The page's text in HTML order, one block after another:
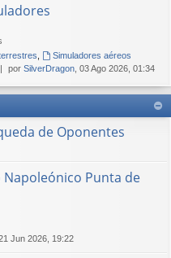
Simuladores aéreos
por SilverDragon , 03 Ago 2026, 01:34
de Oponentes
Napoleónico Punta de
21 Jun 2026, 19:22